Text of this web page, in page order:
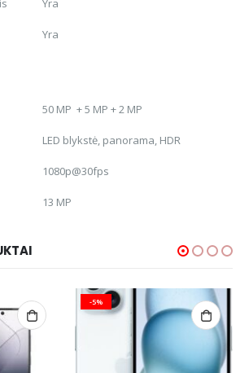
Yra
Yra
50 MP + 5 MP + 2 MP
LED blykstė, panorama, HDR
1080p@30fps
13 MP
-5%